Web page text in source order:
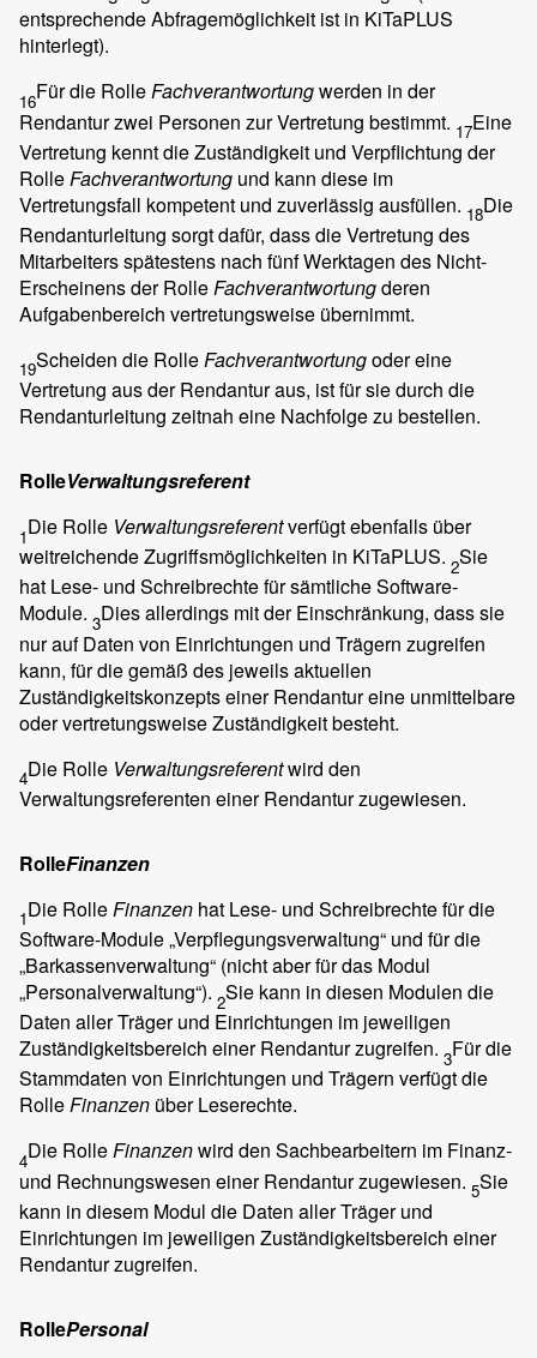
entsprechende Abfragemöglichkeit ist in KiTaPLUS
hinterlegt).
16Für die RolleFachverantwortungwerden in der
Rendantur zwei Personen zur Vertretung bestimmt. 17Eine
Vertretung kennt die Zuständigkeit und Verpflichtung der
RolleFachverantwortung und kann diese im
Vertretungsfall kompetent und zuverlässig ausfüllen. 18Die
Rendanturleitung sorgt dafür, dass die Vertretung des
Mitarbeiters spätestens nach fünf Werktagen des Nicht-
Erscheinens der RolleFachverantwortungderen
Aufgabenbereich vertretungsweise übernimmt.
19Scheiden die RolleFachverantwortungoder eine
Vertretung aus der Rendantur aus, ist für sie durch die
Rendanturleitung zeitnah eine Nachfolge zu bestellen.
RolleVerwaltungsreferent
1Die Rolle Verwaltungsreferentverfügt ebenfalls über
weitreichende Zugriffsmöglichkeiten in KiTaPLUS. 2Sie
hat Lese- und Schreibrechte für sämtliche Software-
Module. 3Dies allerdings mit der Einschränkung, dass sie
nur auf Daten von Einrichtungen und Trägern zugreifen
kann, für die gemäß des jeweils aktuellen
Zuständigkeitskonzepts einer Rendantur eine unmittelbare
oder vertretungsweise Zuständigkeit besteht.
4Die Rolle Verwaltungsreferentwird den
Verwaltungsreferenten einer Rendantur zugewiesen.
RolleFinanzen
1Die RolleFinanzen hat Lese- und Schreibrechte für die
Software-Module „Verpflegungsverwaltung“ und für die
„Barkassenverwaltung“ (nicht aber für das Modul
„Personalverwaltung“). 2Sie kann in diesen Modulen die
Daten aller Träger und Einrichtungen im jeweiligen
Zuständigkeitsbereich einer Rendantur zugreifen. 3Für die
Stammdaten von Einrichtungen und Trägern verfügt die
RolleFinanzen über Leserechte.
4Die RolleFinanzenwird den Sachbearbeitern im Finanz-
und Rechnungswesen einer Rendantur zugewiesen. 5Sie
kann in diesem Modul die Daten aller Träger und
Einrichtungen im jeweiligen Zuständigkeitsbereich einer
Rendantur zugreifen.
RollePersonal